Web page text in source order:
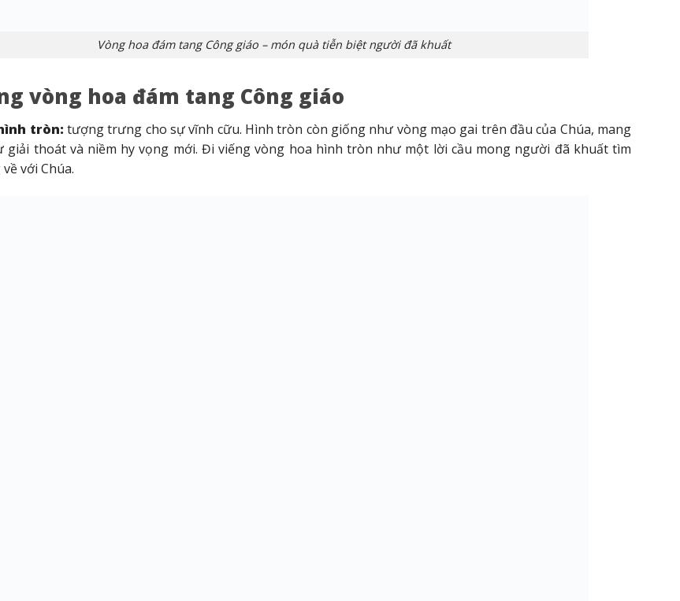
Vòng hoa đám tang Công giáo – món quà tiễn biệt người đã khuất
vòng hoa đám tang Công giáo
tròn: tượng trưng cho sự vĩnh cữu. Hình tròn còn giống như vòng mạo gai trên đầu của Chúa, mang
giải thoát và niềm hy vọng mới. Đi viếng vòng hoa hình tròn như một lời cầu mong người đã khuất tìm
với Chúa.